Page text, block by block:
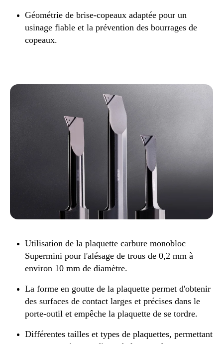
Géométrie de brise-copeaux adaptée pour un
usinage fiable et la prévention des bourrages de
copeaux.
Utilisation de la plaquette carbure monobloc
Supermini pour l'alésage de trous de 0,2 mm à
environ 10 mm de diamètre.
La forme en goutte de la plaquette permet d'obtenir
des surfaces de contact larges et précises dans le
porte-outil et empêche la plaquette de se tordre.
Différentes tailles et types de plaquettes, permettant